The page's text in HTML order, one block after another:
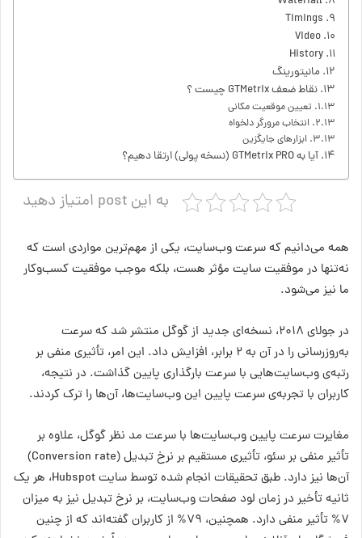
Timings
Video
History
مانیتورینگ
نقاط ضعف GTMetrix چیست ؟
تعیین موقعیت مکانی
انتخاب مرورگر دلخواه
ابزارهای جایگزین
آیا به GTMetrix PRO (نسخه پولی) ارتقا دهیم؟
به این post امتیاز دهید
همه می‌دانیم که سرعت وب‌سایت، یکی از مهم‌ترین مواردی است که
نه‌تنها در موفقیت سایت مؤثر هست، بلکه موجب موفقیت کسب‌وکار
ما نیز می‌شود.
در جولای ۲۰۱۸، نسخه‌ای جدید از گوگل منتشر شد که سرعت
به‌روزرسانی را در آن به ۲ برابر، افزایش داد. این امر، تأثیری منفی بر
رتبه‌ی وب‌سایت‌هایی با سرعت بارگذاری پایین گذاشت. در نتیجه،
کاربران با تجربه‌ی سرعت پایین این وب‌سایت‌ها، آن‌ها را ترک کردند.
مغایرت سرعت پایین وب‌سایت‌ها با سرعت مد نظر گوگل، علاوه بر
تأثیر منفی بر سئو، تأثیری مستقیم بر نرخ تبدیل (Conversion rate)
آن‌ها نیز دارد. طبق تحقیقات انجام شده توسط سایت Hubspot، هر یک
ثانیه تأخیر در زمان لود صفحات وب‌سایت، بر نرخ تبدیل نیز به میزان
۷% تأثیر منفی دارد. همچنین، ۷۹% از کاربران گفته‌اند که از چنین